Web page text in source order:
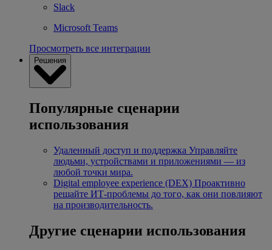
Slack
Microsoft Teams
Просмотреть все интеграции
Решения
Популярные сценарии
использования
Удаленный доступ и поддержка Управляйте
людьми, устройствами и приложениями — из
любой точки мира.
Digital employee experience (DEX) Проактивно
решайте ИТ-проблемы до того, как они повлияют
на производительность.
Другие сценарии использования